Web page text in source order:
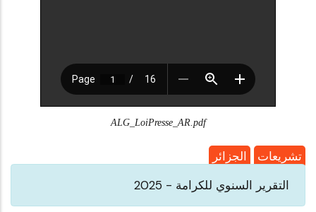
ALG_LoiPresse_AR.pdf
الجزائر
تشريعات
التقرير السنوي للكرامة - 2025